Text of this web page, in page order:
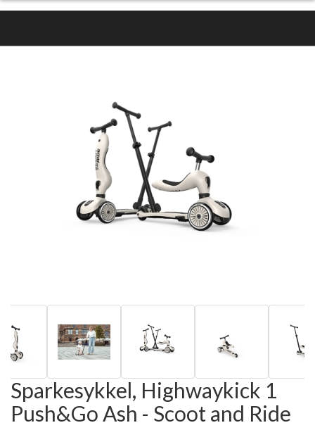
Sparkesykkel, Highwaykick 1
Push&Go Ash - Scoot and Ride